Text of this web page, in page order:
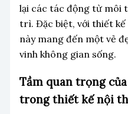
lại các tác động từ môi
trì. Đặc biệt, với thiết kế
này mang đến một vẻ
vinh không gian sống.
Tầm quan trọng
trong thiết kế nội